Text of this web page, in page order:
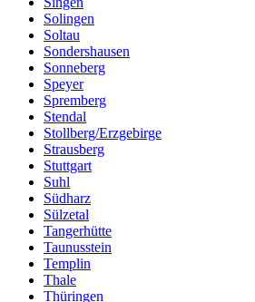
Solingen
Soltau
Sondershausen
Sonneberg
Speyer
Spremberg
Stendal
Stollberg/Erzgebirge
Strausberg
Stuttgart
Suhl
Südharz
Sülzetal
Tangerhütte
Taunusstein
Templin
Thale
Thüringen